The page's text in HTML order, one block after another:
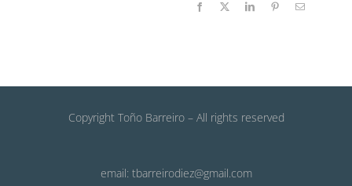
Facebook LinkedInPinterestEmail
Copyright Toño Barreiro – All rights reserved
email: tbarreirodiez@gmail.com